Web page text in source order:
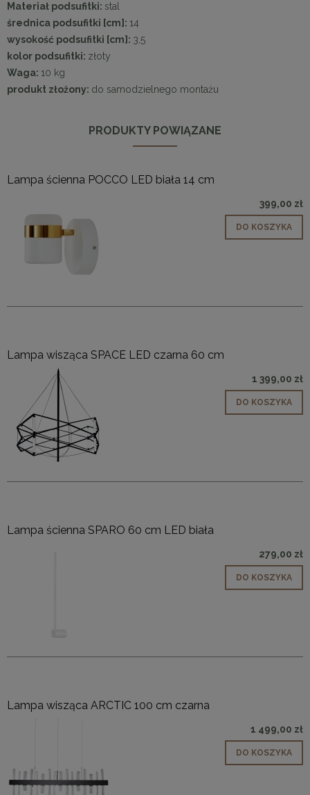
Materiał podsufitki: stal
średnica podsufitki [cm]: 14
wysokość podsufitki [cm]: 3,5
kolor podsufitki: złoty
Waga: 10 kg
produkt złożony: do samodzielnego montażu
PRODUKTY POWIĄZANE
Lampa ścienna POCCO LED biała 14 cm
399,00 zł
DO KOSZYKA
Lampa wisząca SPACE LED czarna 60 cm
1 399,00 zł
DO KOSZYKA
Lampa ścienna SPARO 60 cm LED biała
279,00 zł
DO KOSZYKA
Lampa wisząca ARCTIC 100 cm czarna
1 499,00 zł
DO KOSZYKA